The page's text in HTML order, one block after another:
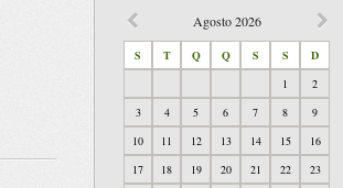
Agosto2026
S T Q Q S S
D
1
2
3
4 5 6 7 8
9
10
11 12 13 14 15
16
17
18 19 20 21 22
23